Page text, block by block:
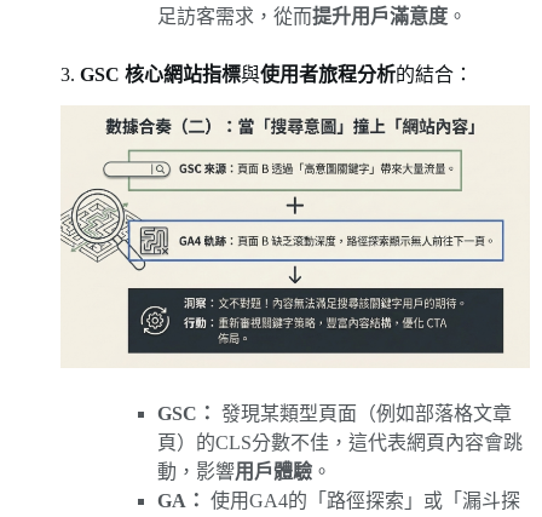
足訪客需求，從而提升用戶滿意度 。
3. GSC 核心網站指標與使用者旅程分析的結合：
GSC： 發現某類型頁面（例如部落格文章
頁）的CLS分數不佳，這代表網頁內容會跳
動，影響用戶體驗 。
GA： 使用GA4的「路徑探索」或「漏斗探